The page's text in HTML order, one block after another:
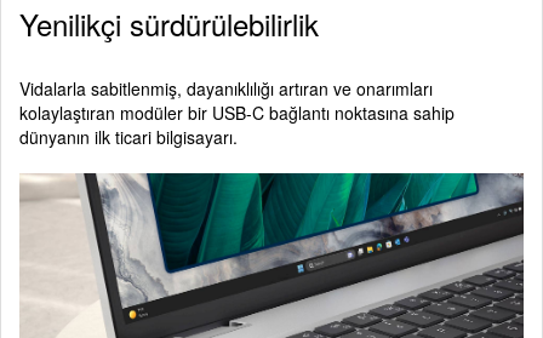
Yenilikçi sürdürülebilirlik
Vidalarla sabitlenmiş, dayanıklılığı artıran ve onarımları
kolaylaştıran modüler bir USB-C bağlantı noktasına sahip
dünyanın ilk ticari bilgisayarı.